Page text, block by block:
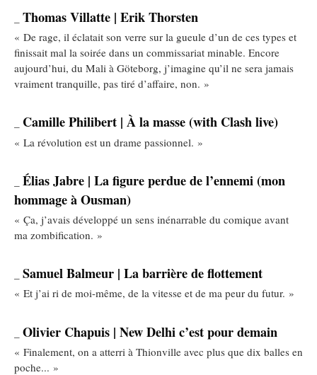
Thomas Villatte | Erik Thorsten
« De rage, il éclatait son verre sur la gueule d’un de ces types et
finissait mal la soirée dans un commissariat minable. Encore
aujourd’hui, du Mali à Göteborg, j’imagine qu’il ne sera jamais
vraiment tranquille, pas tiré d’affaire, non. »
Camille Philibert | À la masse (with Clash live)
« La révolution est un drame passionnel. »
Élias Jabre | La figure perdue de l’ennemi (mon
hommage à Ousman)
« Ça, j’avais développé un sens inénarrable du comique avant
ma zombification. »
Samuel Balmeur | La barrière de flottement
« Et j’ai ri de moi-même, de la vitesse et de ma peur du futur. »
Olivier Chapuis | New Delhi c’est pour demain
« Finalement, on a atterri à Thionville avec plus que dix balles en
poche... »